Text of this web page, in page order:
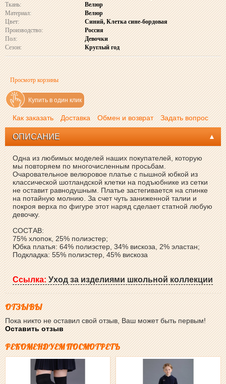
Ткань:
Велюр
Материал:
Велюр
Цвет:
Синий, Клетка сине-бордовая
Производство:
Россия
Пол:
Девочки
Сезон:
Круглый год
Просмотр корзины
Купить в один клик
Как заказать Доставка Обмен и возврат Задать вопрос
ОПИСАНИЕ
Одна из любимых моделей наших покупателей, которую
мы повторяем по многочисленным просьбам.
Очаровательное велюровое платье с пышной юбкой из
классической шотландской клетки на подъюбнике из сетки
не оставит равнодушным. Платье застегивается на спинке
на потайную молнию. За счет чуть заниженной талии и
покроя верха по фигуре этот наряд сделает статной любую
девочку.
СОСТАВ:
75% хлопок, 25% полиэстер;
Юбка платья: 64% полиэстер, 34% вискоза, 2% эластан;
Подкладка: 55% полиэстер, 45% вискоза
Ссылка:Уход за изделиями школьной коллекции
ОТЗЫВЫ
Пока никто не оставил свой отзыв, Ваш может быть первым!
Оставить отзыв
РЕКОМЕНДУЕМ ПОСМОТРЕТЬ